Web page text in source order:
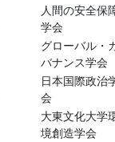
人間の安全保
学会
グローバル・
バナンス学会
日本国際政治
会
大東文化大学
境創造学会